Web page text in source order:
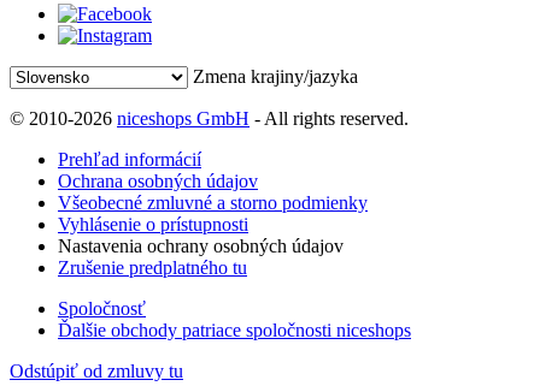
Zmena krajiny/jazyka
© 2010-2026 niceshops GmbH - All rights reserved.
Prehľad informácií
Ochrana osobných údajov
Všeobecné zmluvné a storno podmienky
Vyhlásenie o prístupnosti
Nastavenia ochrany osobných údajov
Zrušenie predplatného tu
Spoločnosť
Ďalšie obchody patriace spoločnosti niceshops
Odstúpiť od zmluvy tu